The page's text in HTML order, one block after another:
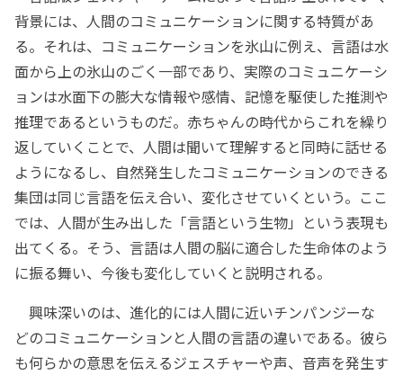
背景には、人間のコミュニケーションに関する特質があ
る。それは、コミュニケーションを氷山に例え、言語は水
面から上の氷山のごく一部であり、実際のコミュニケーシ
ョンは水面下の膨大な情報や感情、記憶を駆使した推測や
推理であるというものだ。赤ちゃんの時代からこれを繰り
返していくことで、人間は聞いて理解すると同時に話せる
ようになるし、自然発生したコミュニケーションのできる
集団は同じ言語を伝え合い、変化させていくという。ここ
では、人間が生み出した「言語という生物」という表現も
出てくる。そう、言語は人間の脳に適合した生命体のよう
に振る舞い、今後も変化していくと説明される。
興味深いのは、進化的には人間に近いチンパンジーな
どのコミュニケーションと人間の言語の違いである。彼ら
も何らかの意思を伝えるジェスチャーや声、音声を発生す